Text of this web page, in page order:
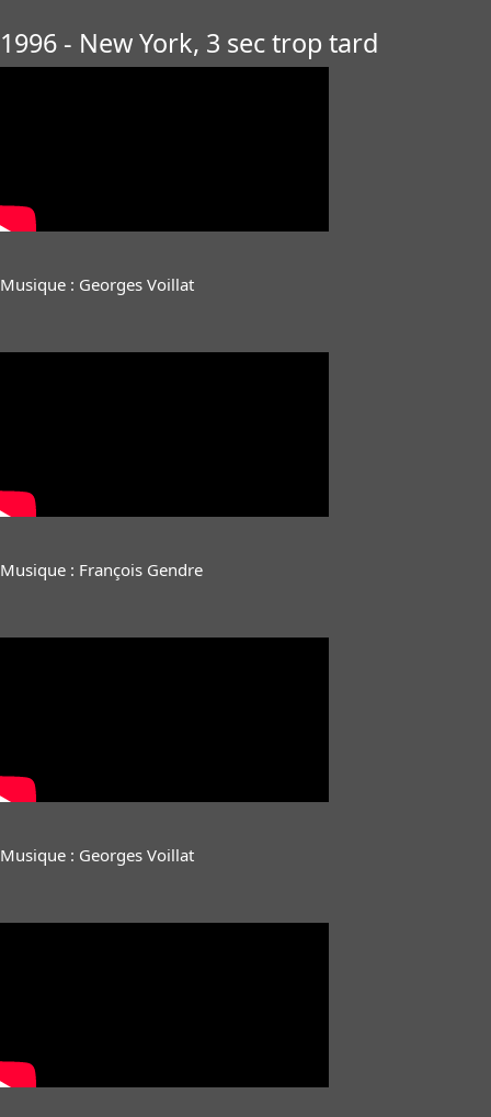
1996 - New York, 3 sec trop tard
Musique : Georges Voillat
Musique : François Gendre
Musique : Georges Voillat